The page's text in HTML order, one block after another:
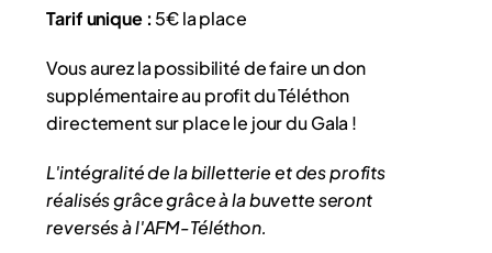
Tarif unique : 5€ la place
Vous aurez la possibilité de faire un don
supplémentaire au profit du Téléthon
directement sur place le jour du Gala !
L'intégralité de la billetterie et des profits
réalisés grâce grâce à la buvette seront
reversés à l'AFM-Téléthon.